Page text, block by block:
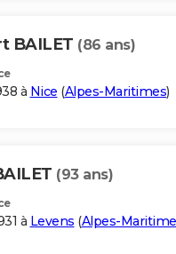
BAILET (86 ans)
à Nice (Alpes-Maritimes)
(93 ans)
à Levens (Alpes-